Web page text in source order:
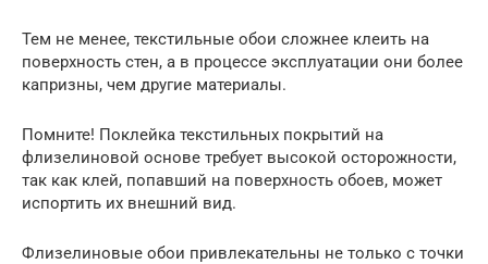
Тем не менее, текстильные обои сложнее клеить на
поверхность стен, а в процессе эксплуатации они более
капризны, чем другие материалы.
Помните! Поклейка текстильных покрытий на
флизелиновой основе требует высокой осторожности,
так как клей, попавший на поверхность обоев, может
испортить их внешний вид.
Флизелиновые обои привлекательны не только с точки